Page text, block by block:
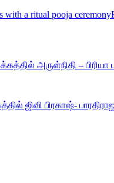
with a ritual pooja ceremony
– பிரியா
ஜிவி பிரகாஷ்-